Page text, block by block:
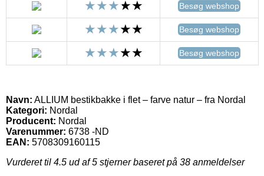
Besøg webshop
Besøg webshop
Besøg webshop
Navn: ALLIUM bestikbakke i flet – farve natur – fra Nordal
Kategori: Nordal
Producent: Nordal
Varenummer: 6738 -ND
EAN: 5708309160115
Vurderet til 4.5 ud af 5 stjerner baseret på 38 anmeldelser